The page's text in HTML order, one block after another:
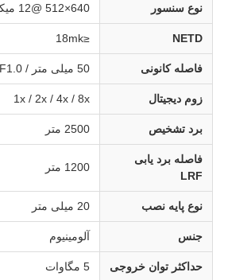
نوع سنسور 640×512 @12 میکرومتر
NETD
≤18mk
فاصله کانونی 50 میلی متر / F1.0
زوم دیجیتال 1x / 2x / 4x / 8x
برد تشخیص 2500 متر
فاصله برد یابی
LRF
1200 متر
نوع پایه نصب 20 میلی متر
جنس آلومینیوم
حداکثر توان خروجی 5 مگاوات